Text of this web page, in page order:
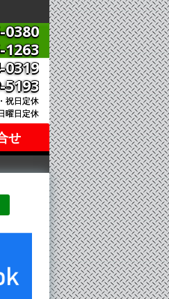
0380
1263
0319
5193
祝日定休
曜日定休
せ